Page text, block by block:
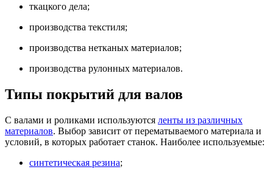
ткацкого дела;
производства текстиля;
производства нетканых материалов;
производства рулонных материалов.
Типы покрытий для валов
С валами и роликами используются ленты из различных
материалов. Выбор зависит от перематываемого материала и
условий, в которых работает станок. Наиболее используемые:
синтетическая резина;